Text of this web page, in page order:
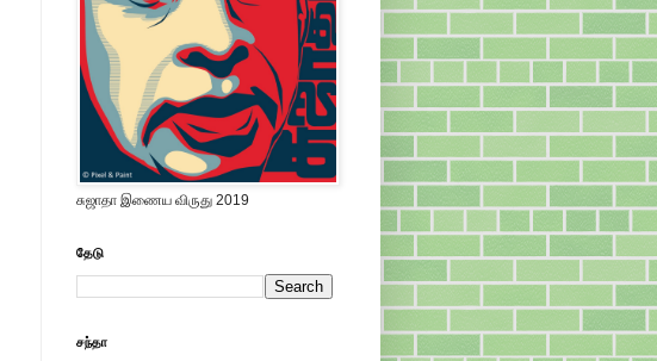
சுஜாதா இணைய விருது 2019
தேடு
சந்தா